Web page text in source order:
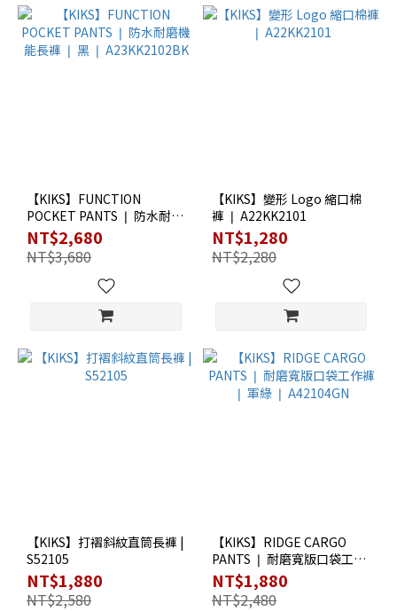
【KIKS】FUNCTION
POCKET PANTS ❘ 防水耐磨
機能長褲 ❘ 黑 ❘
A23KK2102BK
NT$2,680
NT$3,680
【KIKS】變形 Logo 縮口棉
褲 ❘ A22KK2101
NT$1,280
NT$2,280
【KIKS】打褶斜紋直筒長褲 |
S52105
NT$1,880
NT$2,580
【KIKS】RIDGE CARGO
PANTS ❘ 耐磨寬版口袋工作
褲 ❘ 軍綠 ❘ A42104GN
NT$1,880
NT$2,480